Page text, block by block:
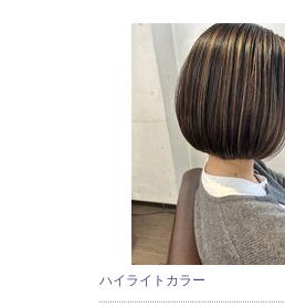
ハイライトカラー